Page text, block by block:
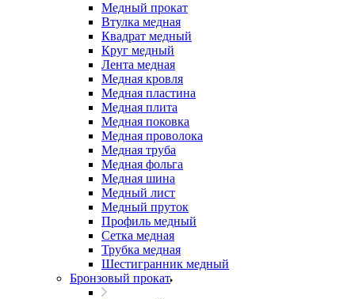
Медный прокат
Втулка медная
Квадрат медный
Круг медный
Лента медная
Медная кровля
Медная пластина
Медная плита
Медная поковка
Медная проволока
Медная труба
Медная фольга
Медная шина
Медный лист
Медный пруток
Профиль медный
Сетка медная
Трубка медная
Шестигранник медный
Бронзовый прокат